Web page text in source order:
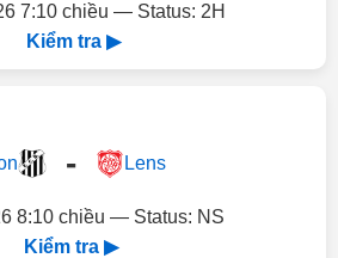
7:10 chiều — Status: 2H
Kiểm tra ▶
- Lens
8:10 chiều — Status: NS
Kiểm tra ▶